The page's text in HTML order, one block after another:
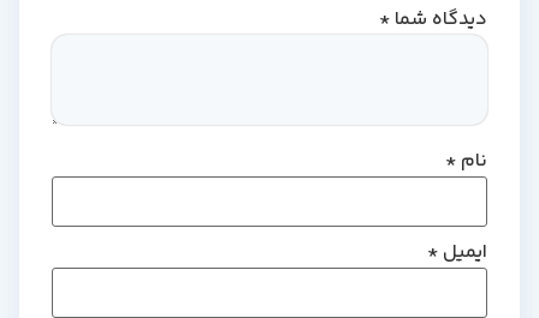
دیدگاه شما *
نام *
ایمیل *